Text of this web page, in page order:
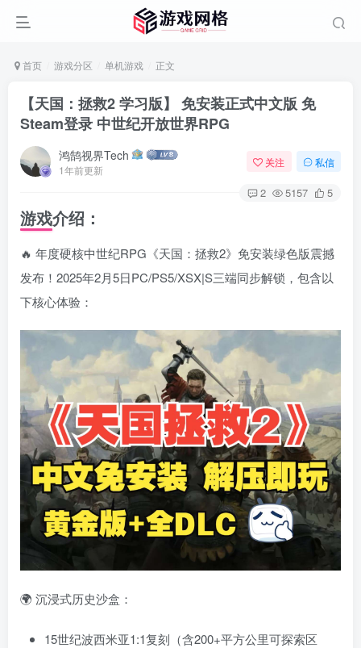
杂烩
热度
网络游戏
1676热度
关注 关注 关注
首页 游戏分区 单机游戏 正文
【天国：拯救2 学习版】 免安装正式中文版 免
Steam登录 中世纪开放世界RPG
鸿鹄视界Tech
1年前更新
关注 私信
2 5157 5
游戏介绍：
🔥 年度硬核中世纪RPG《天国：拯救2》免安装绿色版震撼
发布！2025年2月5日PC/PS5/XSX|S三端同步解锁，包含以
下核心体验：
🌍 沉浸式历史沙盒：
15世纪波西米亚1:1复刻（含200+平方公里可探索区